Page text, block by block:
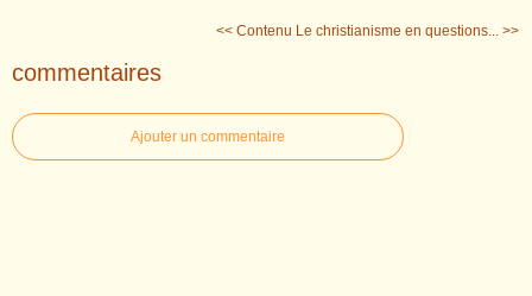
<< Contenu Le christianisme en questions... >>
commentaires
Ajouter un commentaire